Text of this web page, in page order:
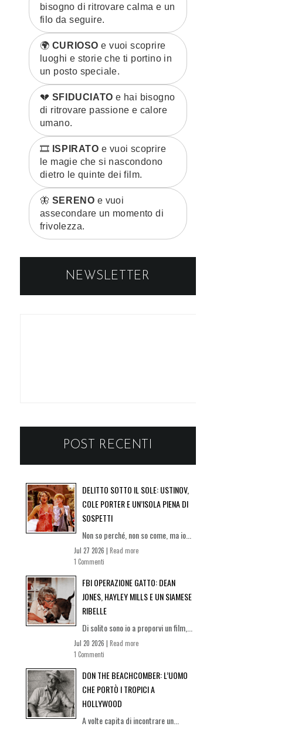
bisogno di ritrovare calma e un
filo da seguire.
🌍 CURIOSO e vuoi scoprire
luoghi e storie che ti portino in
un posto speciale.
💔 SFIDUCIATO e hai bisogno
di ritrovare passione e calore
umano.
🎞️ ISPIRATO e vuoi scoprire
le magie che si nascondono
dietro le quinte dei film.
🦋 SERENO e vuoi
assecondare un momento di
frivolezza.
NEWSLETTER
POST RECENTI
DELITTO SOTTO IL SOLE: USTINOV,
COLE PORTER E UN’ISOLA PIENA DI
SOSPETTI
Non so perché, non so come, ma io...
Jul 27 2026 | Read more
1 Commenti
FBI OPERAZIONE GATTO: DEAN
JONES, HAYLEY MILLS E UN SIAMESE
RIBELLE
Di solito sono io a proporvi un film,...
Jul 20 2026 | Read more
1 Commenti
DON THE BEACHCOMBER: L’UOMO
CHE PORTÒ I TROPICI A
HOLLYWOOD
A volte capita di incontrare un...